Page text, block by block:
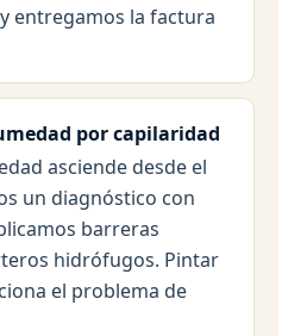
entregamos la factura
por capilaridad
asciende desde el
un diagnóstico con
barreras
hidrófugos. Pintar
el problema de